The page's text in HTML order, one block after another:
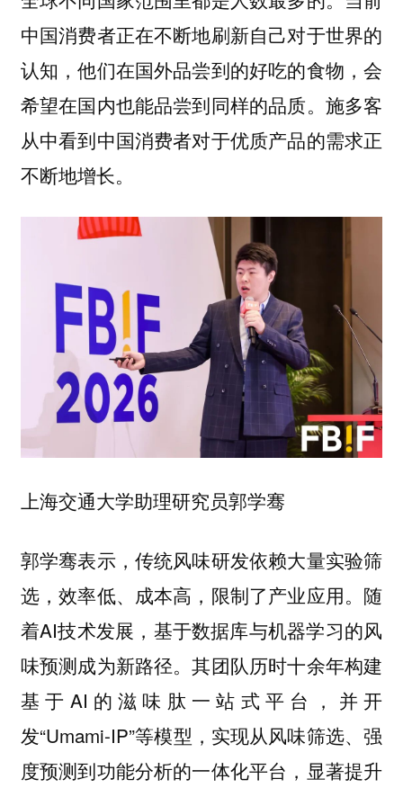
中国消费者正在不断地刷新自己对于世界的
认知，他们在国外品尝到的好吃的食物，会
希望在国内也能品尝到同样的品质。施多客
从中看到中国消费者对于优质产品的需求正
不断地增长。
上海交通大学助理研究员郭学骞
郭学骞表示，传统风味研发依赖大量实验筛
选，效率低、成本高，限制了产业应用。随
着AI技术发展，基于数据库与机器学习的风
味预测成为新路径。其团队历时十余年构建
基于AI的滋味肽一站式平台，并开
发“Umami-IP”等模型，实现从风味筛选、强
度预测到功能分析的一体化平台，显著提升